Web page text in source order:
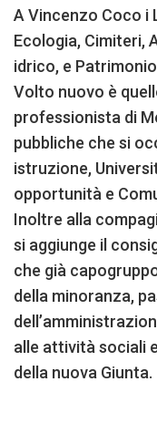
A Vincenzo Coco i
Ecologia, Cimiteri,
idrico, e
Volto nuovo è
professionista di
pubbliche che si
istruzione,
opportunità e
Inoltre alla
si aggiunge il
che già
della minoranza,
alle attività sociali
della nuova Giunta.